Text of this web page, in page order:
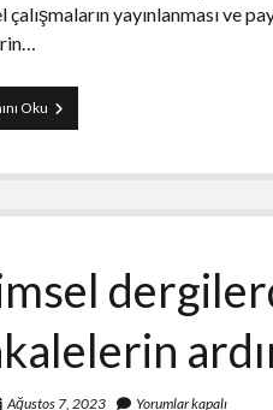
çalışmaların yayınlanması ve
Oku Bilimsel
dergilerin
sunduğu
Ağustos 7, 2023 Yorumlar kapalı